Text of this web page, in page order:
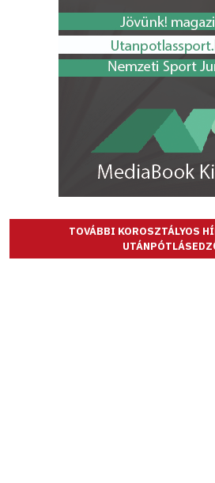
TOVÁBBI KOROSZTÁLYOS